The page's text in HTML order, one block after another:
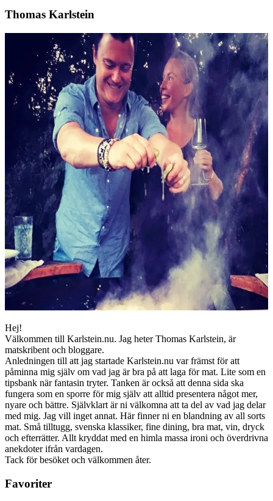
Thomas Karlstein
Hej!
Välkommen till Karlstein.nu. Jag heter Thomas Karlstein, är
matskribent och bloggare.
Anledningen till att jag startade Karlstein.nu var främst för att
påminna mig själv om vad jag är bra på att laga för mat. Lite som en
tipsbank när fantasin tryter. Tanken är också att denna sida ska
fungera som en sporre för mig själv att alltid presentera något mer,
nyare och bättre. Självklart är ni välkomna att ta del av vad jag delar
med mig. Jag vill inget annat. Här finner ni en blandning av all sorts
mat. Små tilltugg, svenska klassiker, fine dining, bra mat, vin, dryck
och efterrätter. Allt kryddat med en himla massa ironi och överdrivna
anekdoter ifrån vardagen.
Tack för besöket och välkommen åter.
Favoriter